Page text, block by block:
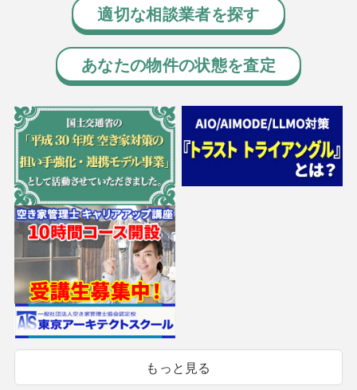
適切な相談業者を探す
あなたの物件の状態を査定
もっと見る